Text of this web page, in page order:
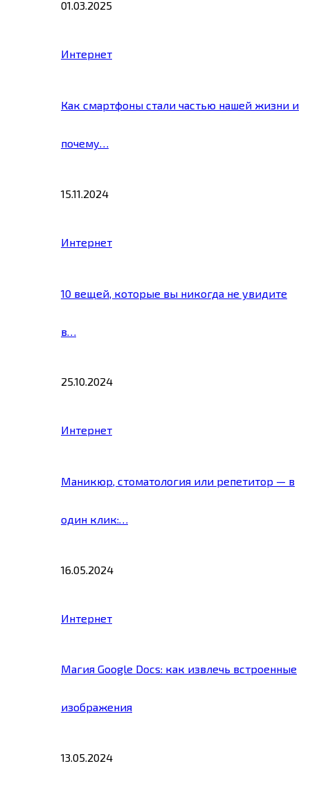
01.03.2025
Интернет
Как смартфоны стали частью нашей жизни и
почему…
15.11.2024
Интернет
10 вещей, которые вы никогда не увидите
в…
25.10.2024
Интернет
Маникюр, стоматология или репетитор — в
один клик:…
16.05.2024
Интернет
Магия Google Docs: как извлечь встроенные
изображения
13.05.2024